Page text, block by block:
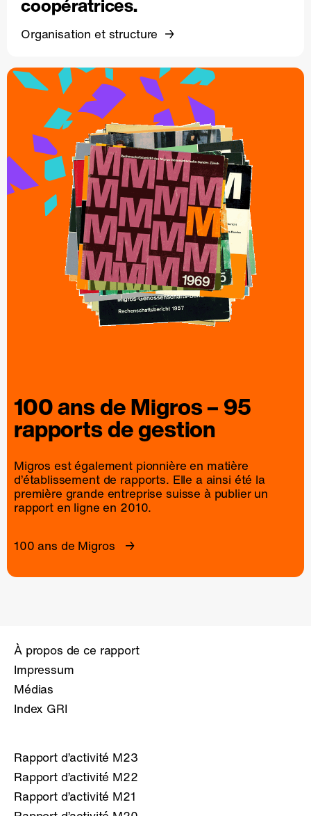
Organisation et structure
100 ans deMigros– 95
rapportsdegestion
Migros est également pionnière en matière
d’établissement de rapports. Elle a ainsi été la
première grande entreprise suisse à publier un
rapport en ligne en 2010.
100 ans de Migros
À propos de ce rapport
Impressum
Médias
Index GRI
Rapport d’activité M23
Rapport d’activité M22
Rapport d’activité M21